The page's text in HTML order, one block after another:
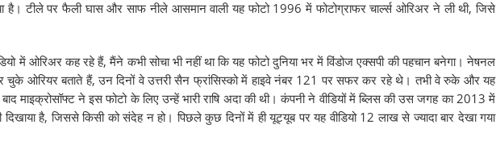
है। टीले पर फैली घास और साफ नीले आसमान वाली यह फोटो 1996 में फोटोग्राफर चार्ल्स ओरिअर ने ली थी, जिसे
में ओरिअर कह रहे हैं, मैंने कभी सोचा भी नहीं था कि यह फोटो दुनिया भर में विंडोज एक्सपी की पहचान बनेगा। नेषनल
चुके ओरियर बताते हैं, उन दिनों वे उत्तरी सैन फ्रांसिस्को में हाइवे नंबर 121 पर सफर कर रहे थे। तभी वे रुके और यह
माइक्रोसॉफ्ट ने इस फोटो के लिए उन्हें भारी राषि अदा की थी। कंपनी ने वीडियों में ब्लिस की उस जगह का 2013 में
दिखाया है, जिससे किसी को संदेह न हो। पिछले कुछ दिनों में ही यूट्यूब पर यह वीडियो 12 लाख से ज्यादा बार देखा गया